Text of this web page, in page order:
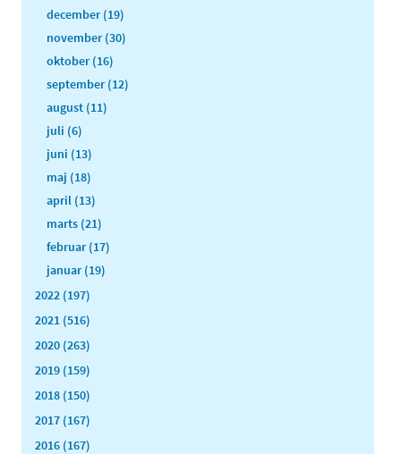
december (19)
november (30)
oktober (16)
september (12)
august (11)
juli (6)
juni (13)
maj (18)
april (13)
marts (21)
februar (17)
januar (19)
2022 (197)
2021 (516)
2020 (263)
2019 (159)
2018 (150)
2017 (167)
2016 (167)